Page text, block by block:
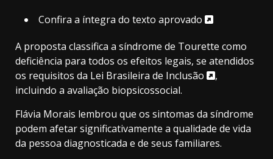
Confira a íntegra do texto aprovado
A proposta classifica a síndrome de Tourette como
deficiência para todos os efeitos legais, se atendidos
os requisitos da Lei Brasileira de Inclusão
,
incluindo a avaliação biopsicossocial.
Flávia Morais lembrou que os sintomas da síndrome
podem afetar significativamente a qualidade de vida
da pessoa diagnosticada e de seus familiares.